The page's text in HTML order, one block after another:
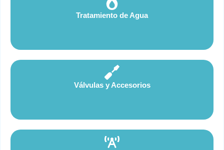
Tratamiento de Agua
Válvulas y Accesorios